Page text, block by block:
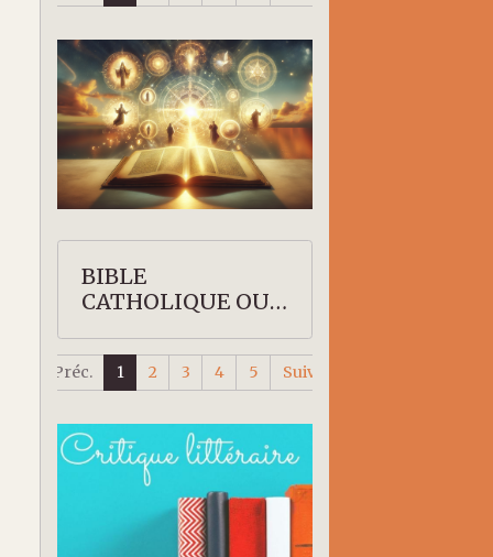
BIBLE
CATHOLIQUE OU
Préc. 1 2 3 4 5 Suiv.